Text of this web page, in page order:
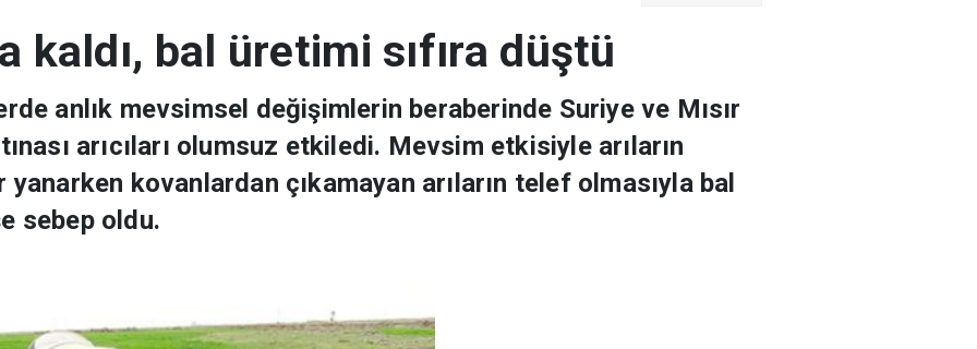
kaldı, bal üretimi sıfıra düştü
anlık mevsimsel değişimlerin beraberinde Suriye ve Mısır
arıcıları olumsuz etkiledi. Mevsim etkisiyle arıların
kovanlardan çıkamayan arıların telef olmasıyla bal
sebep oldu.